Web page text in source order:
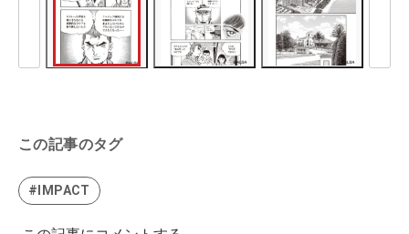
この記事のタグ
#IMPACT